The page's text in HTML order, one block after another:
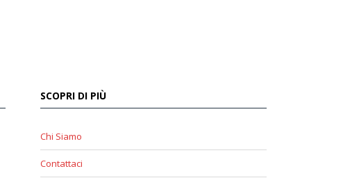
SCOPRI DI PIÙ
Chi Siamo
Contattaci